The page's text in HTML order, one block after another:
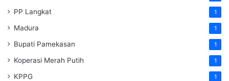
PP Langkat 1
Madura 1
Bupati Pamekasan 1
Koperasi Merah Putih 1
KPPG 1